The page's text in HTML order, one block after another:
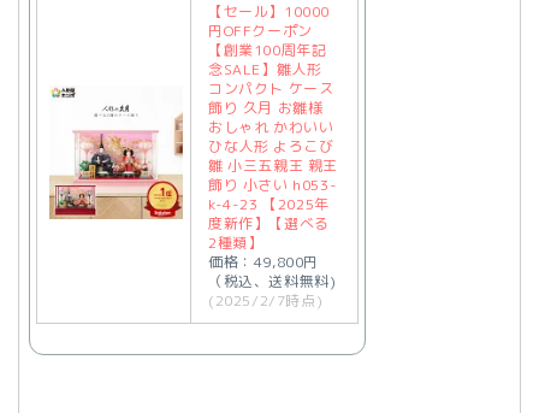
【セール】10000
円OFFクーポン
【創業100周年記
念SALE】雛人形
コンパクト ケース
飾り 久月 お雛様
おしゃれ かわいい
ひな人形 よろこび
雛 小三五親王 親王
飾り 小さい h053-
k-4-23 【2025年
度新作】【選べる
2種類】
価格：49,800円
（税込、送料無料)
(2025/2/7時点)